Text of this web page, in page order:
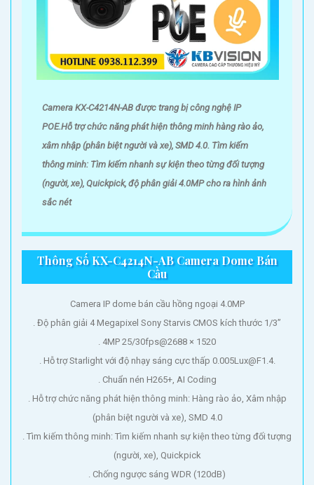
Camera KX-C4214N-AB được trang bị công nghệ IP
POE.Hỗ trợ chức năng phát hiện thông minh hàng rào ảo,
xâm nhập (phân biệt người và xe), SMD 4.0. Tìm kiếm
thông minh: Tìm kiếm nhanh sự kiện theo từng đối tượng
(người, xe), Quickpick, độ phân giải 4.0MP cho ra hình ảnh
sắc nét
Thông Số KX-C4214N-AB Camera Dome Bán
Cầu
Camera IP dome bán cầu hồng ngoại 4.0MP
. Độ phân giải 4 Megapixel Sony Starvis CMOS kích thước 1/3”
. 4MP 25/30fps@2688 × 1520
. Hỗ trợ Starlight với độ nhạy sáng cực thấp 0.005Lux@F1.4.
. Chuẩn nén H265+, AI Coding
. Hỗ trợ chức năng phát hiện thông minh: Hàng rào ảo, Xâm nhập
(phân biệt người và xe), SMD 4.0
. Tìm kiếm thông minh: Tìm kiếm nhanh sự kiện theo từng đối tượng
(người, xe), Quickpick
. Chống ngược sáng WDR (120dB)